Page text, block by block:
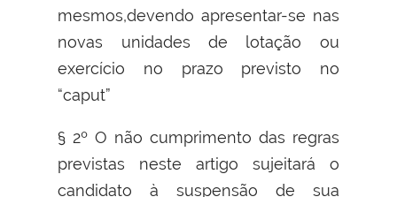
mesmos,devendo apresentar-se nas
novas unidades de lotação ou
exercício no prazo previsto no
“caput”
§ 2º O não cumprimento das regras
previstas neste artigo sujeitará o
candidato à suspensão de sua